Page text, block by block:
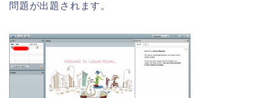
問題が出題されます。